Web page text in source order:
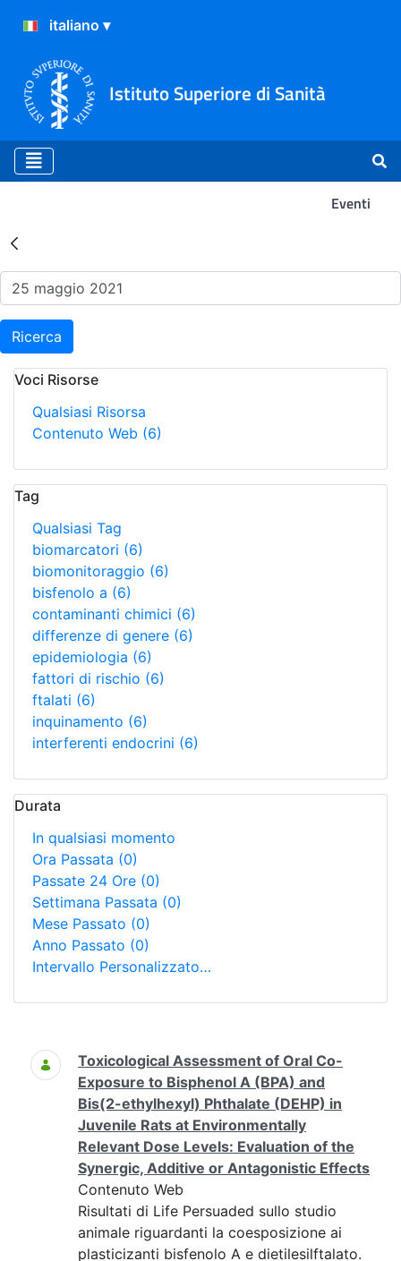
Istituto Superiore di Sanità
Eventi
Risultati della Ricerca -
Ricerca
Voci Risorse
Qualsiasi Risorsa
Contenuto Web (6)
Tag
Qualsiasi Tag
biomarcatori (6)
biomonitoraggio (6)
bisfenolo a (6)
contaminanti chimici (6)
differenze di genere (6)
epidemiologia (6)
fattori di rischio (6)
ftalati (6)
inquinamento (6)
interferenti endocrini (6)
Durata
In qualsiasi momento
Ora Passata (0)
Passate 24 Ore (0)
Settimana Passata (0)
Mese Passato (0)
Anno Passato (0)
Intervallo Personalizzato…
Ricerca
Toxicological Assessment of Oral Co-
Exposure to Bisphenol A (BPA) and
Bis(2-ethylhexyl) Phthalate (DEHP) in
Juvenile Rats at Environmentally
Relevant Dose Levels: Evaluation of the
Synergic, Additive or Antagonistic Effects
Contenuto Web
Risultati di Life Persuaded sullo studio
animale riguardanti la coesposizione ai
plasticizanti bisfenolo A e dietilesilftalato.